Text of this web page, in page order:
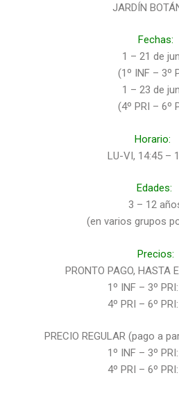
JARDÍN
Fechas:
1 – 21 de
(1º INF – 3º
1 – 23 de
(4º PRI – 6º
Horario:
LU-VI, 14:45 –
Edades:
3 – 12
(en varios grupos
Precios:
PRONTO PAGO, HASTA
1º INF – 3º
4º PRI – 6º
PRECIO REGULAR (pago a
1º INF – 3º
4º PRI – 6º